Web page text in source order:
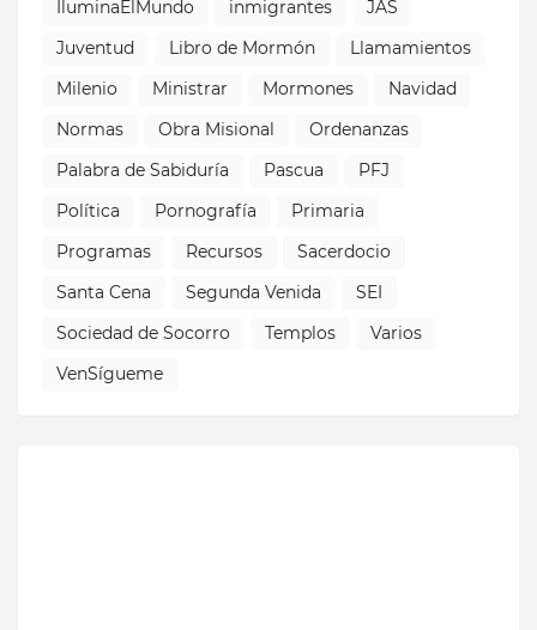
IluminaElMundo
inmigrantes
JAS
Juventud
Libro de Mormón
Llamamientos
Milenio
Ministrar Mormones
Navidad
Normas
Obra Misional
Ordenanzas
Palabra de Sabiduría
Pascua
PFJ
Política
Pornografía
Primaria
Programas
Recursos
Sacerdocio
Santa Cena
Segunda Venida
SEI
Sociedad de Socorro
Templos
Varios
VenSígueme